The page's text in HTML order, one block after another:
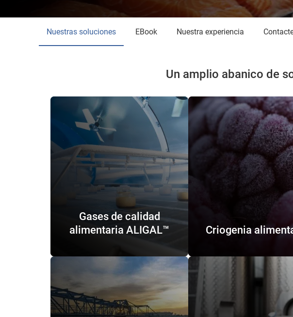
Nuestras soluciones eBook Nuestra experiencia
Un amplio abanico de
Gases de calidad
alimentaria ALIGAL™
Criogenia